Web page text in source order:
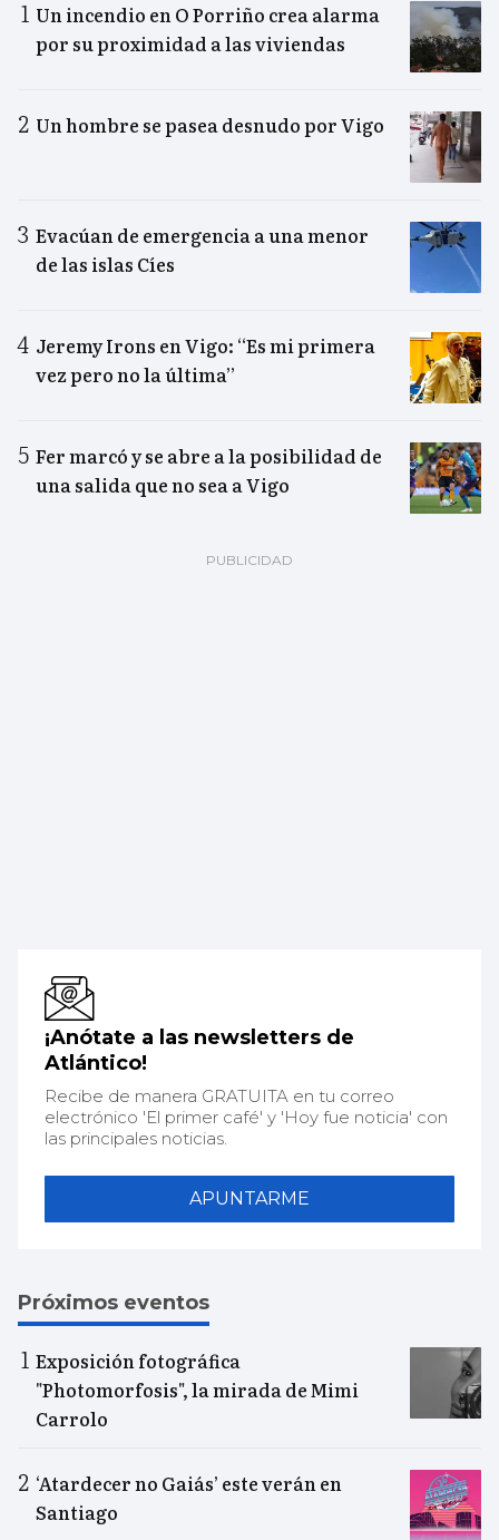
Un incendio en O Porriño crea alarma
por su proximidad a las viviendas
Un hombre se pasea desnudo por Vigo
Evacúan de emergencia a una menor
de las islas Cíes
Jeremy Irons en Vigo: “Es mi primera
vez pero no la última”
Fer marcó y se abre a la posibilidad de
una salida que no sea a Vigo
¡Anótate a las newsletters de
Atlántico!
Recibe de manera GRATUITA en tu correo
electrónico 'El primer café' y 'Hoy fue noticia' con
las principales noticias.
APUNTARME
Próximos eventos
Exposición fotográfica
"Photomorfosis", la mirada de Mimi
Carrolo
‘Atardecer no Gaiás’ este verán en
Santiago